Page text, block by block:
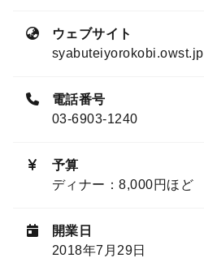
ウェブサイト
syabuteiyorokobi.owst.jp
電話番号
03-6903-1240
予算
ディナー：8,000円ほど
開業日
2018年7月29日